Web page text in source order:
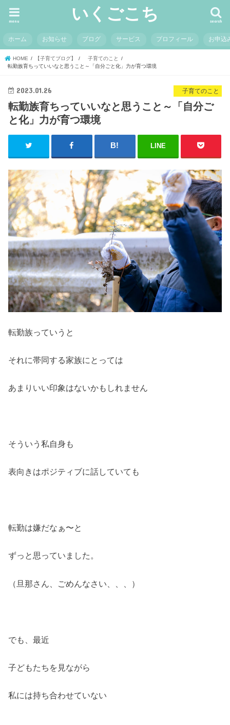
いくごこち search
menu
ホーム お知らせ ブログ サービス プロフィール お申込
HOME 【子育てブログ】
子育てのこと
転勤族育ちっていいなと思うこと～「自分ごと化」力が育つ環境
子育てのこと
2023.01.26
転勤族育ちっていいなと思うこと～「自分ご
と化」力が育つ環境
LINE
転勤族っていうと
それに帯同する家族にとっては
あまりいい印象はないかもしれません
そういう私自身も
表向きはポジティブに話していても
転勤は嫌だなぁ〜と
ずっと思っていました。
（旦那さん、ごめんなさい、、、）
でも、最近
子どもたちを見ながら
私には持ち合わせていない